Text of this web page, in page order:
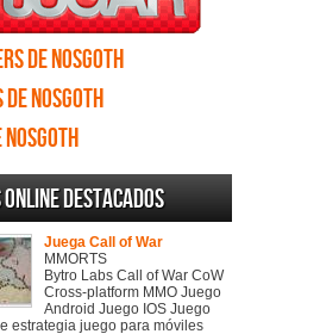
de Nosgoth
Nosgoth
Nosgoth
online destacados
Juega Call of War
MMORTS
Bytro Labs Call of War CoW
Cross-platform MMO Juego
Android Juego IOS Juego
estrategia juego para móviles